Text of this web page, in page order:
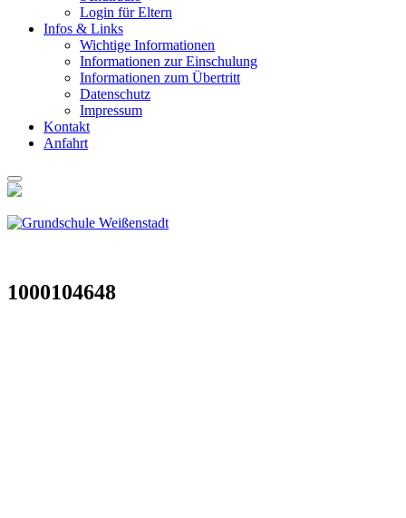
Log­in für Eltern
Infos & Links
Wich­ti­ge Infor­ma­tio­nen
Infor­ma­tio­nen zur Ein­schu­lung
Infor­ma­tio­nen zum Über­tritt
Daten­schutz
Impres­sum
Kon­takt
Anfahrt
1000104648